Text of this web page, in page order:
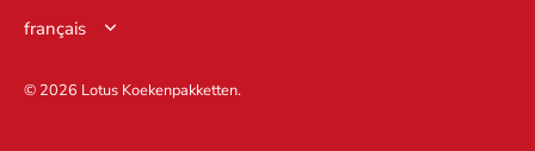
Langue
français
© 2026 Lotus Koekenpakketten.